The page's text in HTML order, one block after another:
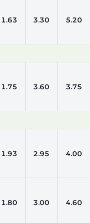
1.63 3.30 5.20
1.75 3.60 3.75
1.93 2.95 4.00
1.80 3.00 4.60